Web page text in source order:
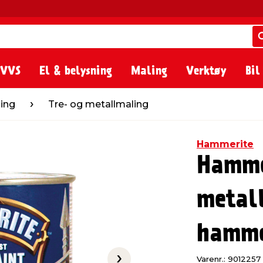
El & belysning Maling Verktøy
og metallmalingTre- og metallmaling
Hammerite
Varenr.: 9012257